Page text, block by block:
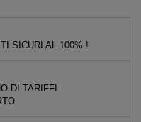
SICURI AL 100% !
DI TARIFFI